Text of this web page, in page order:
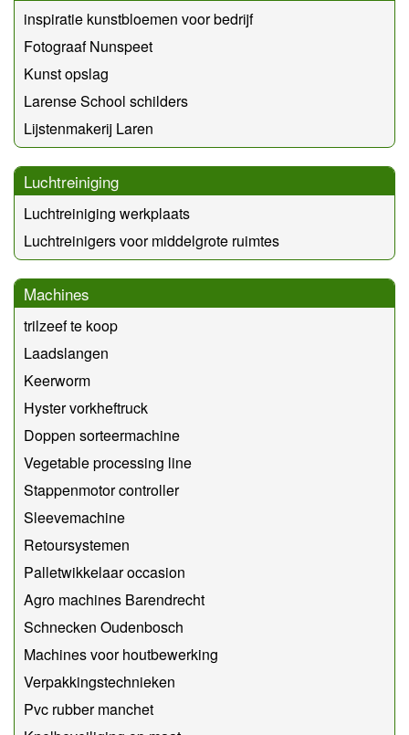
inspiratie kunstbloemen voor bedrijf
Fotograaf Nunspeet
Kunst opslag
Larense School schilders
Lijstenmakerij Laren
Luchtreiniging
Luchtreiniging werkplaats
Luchtreinigers voor middelgrote ruimtes
Machines
trilzeef te koop
Laadslangen
Keerworm
Hyster vorkheftruck
Doppen sorteermachine
Vegetable processing line
Stappenmotor controller
Sleevemachine
Retoursystemen
Palletwikkelaar occasion
Agro machines Barendrecht
Schnecken Oudenbosch
Machines voor houtbewerking
Verpakkingstechnieken
Pvc rubber manchet